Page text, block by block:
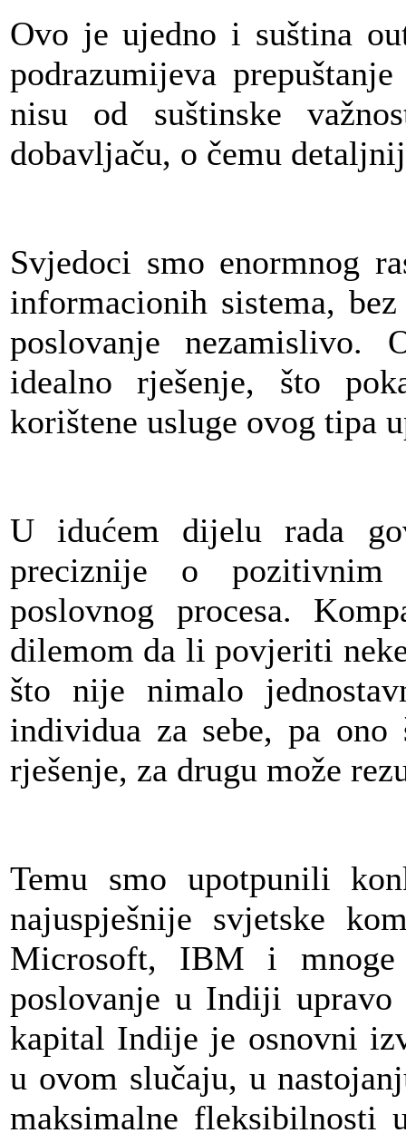
Ovo je ujedno i suština
podrazumijeva
nisu od suštinske
dobavljaču, o čemu
Svjedoci smo enormnog
informacionih sistema,
poslovanje nezamislivo.
idealno rješenje, što
korištene usluge ovog tipa
U idućem dijelu rada
preciznije o
poslovnog procesa.
dilemom da li povjeriti
što nije nimalo
individua za sebe, pa
rješenje, za drugu može
Temu smo upotpunili
najuspješnije svjetske
Microsoft, IBM i
poslovanje u Indiji
kapital Indije je osnovni
u ovom slučaju, u
maksimalne fleksibilnosti